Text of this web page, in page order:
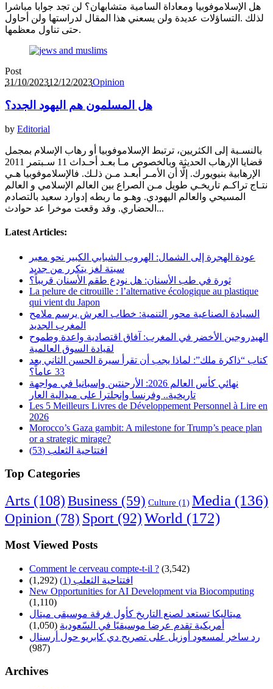
هل الإسلاموفوبيا ومعاداة السامية متشابهان؟ لن تجد جوابا مباشرا
لذلك .التساؤلات عديدة ولن يسعني هذا المقال لدراستها ولن أحاول
حتى تناول معظمها.
Post
31/10/202312/12/2023Opinion
هل المسلمون هم اليهود الجدد؟
by Editorial
بالنسـبة إلى الكثريين، ترتبط الإسلاموفوبيا أو رهاب الإسلام بمجمل
قضايا الإرهاب الحديثة وبالخصوص مـا بعـد أحـداث 11 سـبتمر 2011
الإرهابية بنيويورك. إلَّا أن الأمـر أبعـد مـن ذلـك. فالإسلاموفوبيا هـي
نتـاج تراكـم تاريخـي طويل مـن الصراع بين العالم الإسلامي و العالم
المسيحي والعالم اليهودي. وهـو ما ربطه إدوارد سعيد بالتصادم
الحضاري. وقد وقعت موخرا عد حوادث...
Latest Articles:
عودة الهجرة إلى الشمال: الهروب الشبابي الكبير نحو معبر
سبتة لغز يتكرر من جديد
ثورة في طب الأسنان: هل نودع طقم الأسنان قريباً؟
La pelure de citrouille : l’alternative écologique au plastique
qui vient du Japon
السيادة الصناعية محور التنمية: خطاب العرش يرسم ملامح
المغرب الجديد
الهيدروجين الأخضر في المغرب: آفاق اقتصادية واعدة وطموح
لقيادة السوق العالمية
كتاب “ذاكرة ملك”: لماذا يجب أن تقرأ سيرة الحسن الثاني بعد
33 عاماً؟
نهائي كأس العالم 2026: الأرجنتين وإسبانيا في مواجهة
تاريخية.. وفرنسا وإنجلترا على ميدالية العار
Les 5 Meilleurs Livres de Développement Personnel à Lire en
2026
Morocco’s Gaza gambit: A milestone for Trump’s peace plan
or a strategic mirage?
افتتاحية الثعلب (53)
Top Categories
Arts (108) Business (59) Culture (1) Media (136)
Opinion (78) Sport (92)World (172)
Most Viewed Posts
Comment le cerveau compte-t-il ? (3,542)
افتتاحية الثعلب (1)
(1,292)
New Opportunities for AI Development via Biocomputing
(1,110)
ميتاليكا تستعد لصنع التاريخ كأول فرقة موسيقى ميتال
أمريكية تقدم عرضا موسيقيًا في السّعودية (1,050)
رد ساخر لمسعود أوزيل على تصريح دي كابريو حول أرسنال
(987)
Archives